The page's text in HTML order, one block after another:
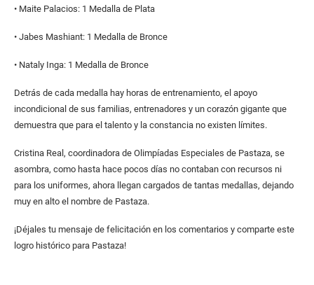
• Maite Palacios: 1 Medalla de Plata
• Jabes Mashiant: 1 Medalla de Bronce
• Nataly Inga: 1 Medalla de Bronce
Detrás de cada medalla hay horas de entrenamiento, el apoyo
incondicional de sus familias, entrenadores y un corazón gigante que
demuestra que para el talento y la constancia no existen límites.
Cristina Real, coordinadora de Olimpíadas Especiales de Pastaza, se
asombra, como hasta hace pocos días no contaban con recursos ni
para los uniformes, ahora llegan cargados de tantas medallas, dejando
muy en alto el nombre de Pastaza.
¡Déjales tu mensaje de felicitación en los comentarios y comparte este
logro histórico para Pastaza!